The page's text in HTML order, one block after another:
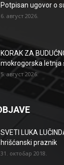
Potpisan ugovor o
6. август 2026.
KORAK ZA
mokrogorska letnja
5. август 2026.
SVETI LUKA
hrišćanski praznik
31. октобар 2018.